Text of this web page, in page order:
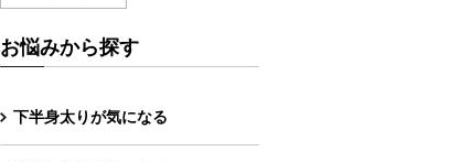
お悩みから探す
下半身太りが気になる